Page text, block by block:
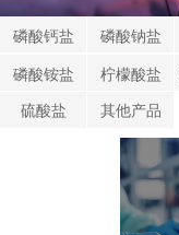
联系我们
服务支持
磷酸钙盐 磷酸钠盐
磷酸铵盐
柠檬酸盐
硫酸盐
其他产品